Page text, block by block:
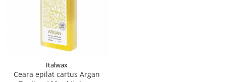
Italwax
Ceara epilat cartus Argan